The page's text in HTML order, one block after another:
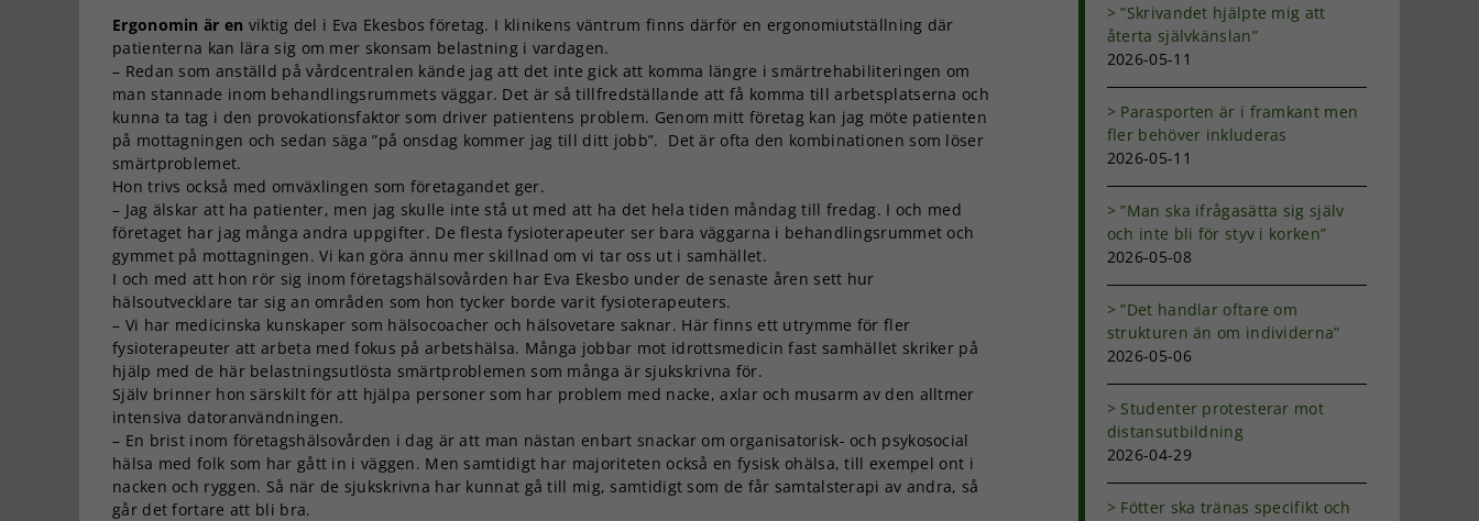
Ergonomin är en viktig del i Eva Ekesbos företag. I klinikens väntrum finns därför en ergonomiutställning där
patienterna kan lära sig om mer skonsam belastning i vardagen.
– Redan som anställd på vårdcentralen kände jag att det inte gick att komma längre i smärtrehabiliteringen om
man stannade inom behandlingsrummets väggar. Det är så tillfredställande att få komma till arbetsplatserna och
kunna ta tag i den provokationsfaktor som driver patientens problem. Genom mitt företag kan jag möte patienten
på mottagningen och sedan säga ”på onsdag kommer jag till ditt jobb”. Det är ofta den kombinationen som löser
smärtproblemet.
Hon trivs också med omväxlingen som företagandet ger.
– Jag älskar att ha patienter, men jag skulle inte stå ut med att ha det hela tiden måndag till fredag. I och med
företaget har jag många andra uppgifter. De flesta fysioterapeuter ser bara väggarna i behandlingsrummet och
gymmet på mottagningen. Vi kan göra ännu mer skillnad om vi tar oss ut i samhället.
I och med att hon rör sig inom företagshälsovården har Eva Ekesbo under de senaste åren sett hur
hälsoutvecklare tar sig an områden som hon tycker borde varit fysioterapeuters.
– Vi har medicinska kunskaper som hälsocoacher och hälsovetare saknar. Här finns ett utrymme för fler
fysioterapeuter att arbeta med fokus på arbetshälsa. Många jobbar mot idrottsmedicin fast samhället skriker på
hjälp med de här belastningsutlösta smärtproblemen som många är sjukskrivna för.
Själv brinner hon särskilt för att hjälpa personer som har problem med nacke, axlar och musarm av den alltmer
intensiva datoranvändningen.
– En brist inom företagshälsovården i dag är att man nästan enbart snackar om organisatorisk- och psykosocial
hälsa med folk som har gått in i väggen. Men samtidigt har majoriteten också en fysisk ohälsa, till exempel ont i
nacken och ryggen. Så när de sjukskrivna har kunnat gå till mig, samtidigt som de får samtalsterapi av andra, så
går det fortare att bli bra.
”Skrivandet hjälpte mig att
återta självkänslan”
2026-05-11
Parasporten är i framkant men
fler behöver inkluderas
2026-05-11
”Man ska ifrågasätta sig själv
och inte bli för styv i korken”
2026-05-08
”Det handlar oftare om
strukturen än om individerna”
2026-05-06
Studenter protesterar mot
distansutbildning
2026-04-29
Fötter ska tränas specifikt och